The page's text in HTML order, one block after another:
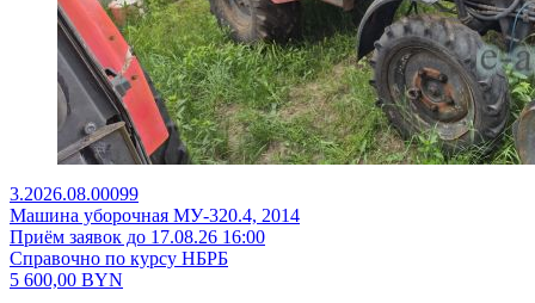
3.2026.08.00099
Машина уборочная МУ-320.4, 2014
Приём заявок до 17.08.26 16:00
Справочно по курсу НБРБ
5 600,00 BYN